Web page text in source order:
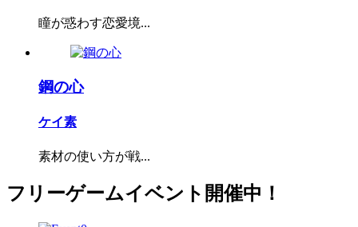
瞳が惑わす恋愛境...
鋼の心
ケイ素
素材の使い方が戦...
フリーゲームイベント開催中！